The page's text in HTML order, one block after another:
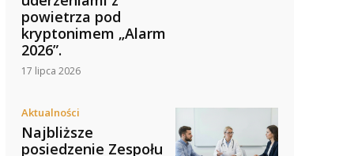
powietrza pod
kryptonimem „Alarm
2026”.
17 lipca 2026
Aktualności
Najbliższe
posiedzenie Zespołu